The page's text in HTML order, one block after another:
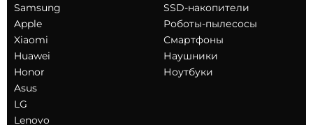
Samsung
Apple
Xiaomi
Huawei
Honor
Asus
LG
Lenovo
SSD-накопители
Роботы-пылесосы
Смартфоны
Наушники
Ноутбуки